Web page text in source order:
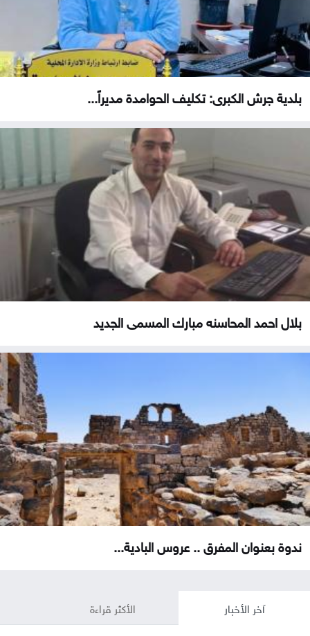
بلدية جرش الكبرى: تكليف الحوامدة مديراً...
بلال احمد المحاسنه مبارك المسمى الجديد
ندوة بعنوان المفرق .. عروس البادية...
آخر الأخبار الأكثر قراءة